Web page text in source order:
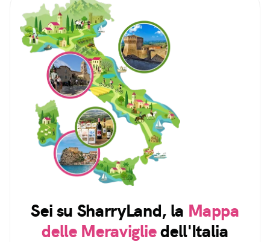
Sei su SharryLand, la Mappa
delle Meravigliedell'Italia